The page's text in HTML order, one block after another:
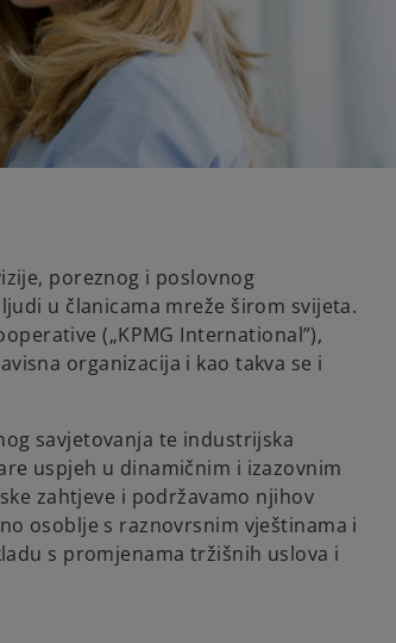
poreznog i poslovnog
u članicama mreže širom svijeta.
(„KPMG International”),
organizacija i kao takva se i
savjetovanja te industrijska
uspjeh u dinamičnim i izazovnim
zahtjeve i podržavamo njihov
osoblje s raznovrsnim vještinama i
s promjenama tržišnih uslova i